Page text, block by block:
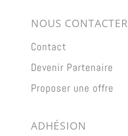
NOUS CONTACTER
Contact
Devenir Partenaire
Proposer une offre
ADHÉSION